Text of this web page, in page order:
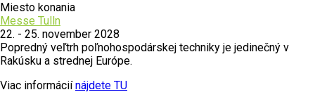
Miesto konania
Messe Tulln
22. - 25. november 2028
Popredný veľtrh poľnohospodárskej techniky je jedinečný v
Rakúsku a strednej Európe.
Viac informáciínájdete TU